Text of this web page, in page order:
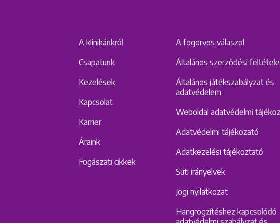
A klinikánkról
Csapatunk
Kezelések
Kapcsolat
Karrier
Áraink
Fogászati cikkek
A fogorvos válaszol
Általános szerződési
Általános játékszabályzat és
adatvédelem
Weboldal adatvédelmi
Adatvédelmi tájékozató
Adatkezelési tájékoztató
Süti irányelvek
Jogi nyilatkozat
Hangrögzítéshez kapcsolódó